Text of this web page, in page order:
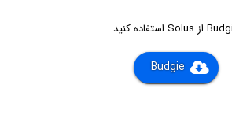
Budgie